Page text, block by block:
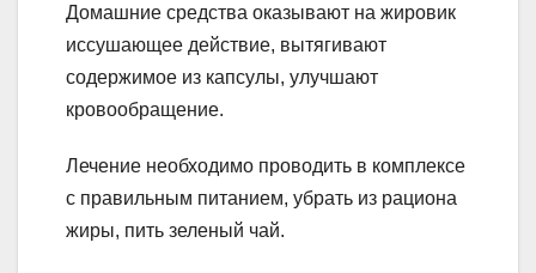
Домашние средства оказывают на жировик
иссушающее действие, вытягивают
содержимое из капсулы, улучшают
кровообращение.
Лечение необходимо проводить в комплексе
с правильным питанием, убрать из рациона
жиры, пить зеленый чай.